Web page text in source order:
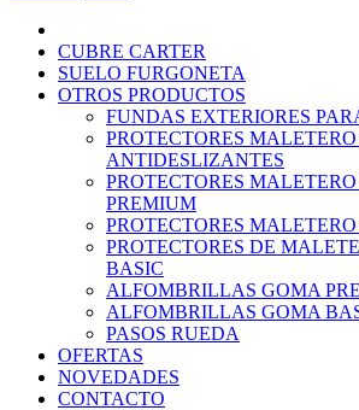
CUBRE CARTER
SUELO FURGONETA
OTROS PRODUCTOS
FUNDAS EXTERIORES
PROTECTORES MALETERO
ANTIDESLIZANTES
PROTECTORES
PREMIUM
PROTECTORES MALETERO
PROTECTORES DE
BASIC
ALFOMBRILLAS GOMA
ALFOMBRILLAS GOMA
PASOS RUEDA
OFERTAS
NOVEDADES
CONTACTO